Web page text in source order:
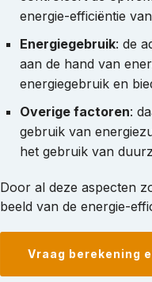
energie-efficiëntie
Energiegebruik: de
aan de hand van
energiegebruik en
Overige factoren:
gebruik van
het gebruik van
Door al deze aspecten
beeld van de energie-
Vraag berekening